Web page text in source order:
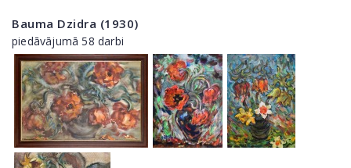
Bauma Dzidra (1930)
piedāvājumā 58 darbi